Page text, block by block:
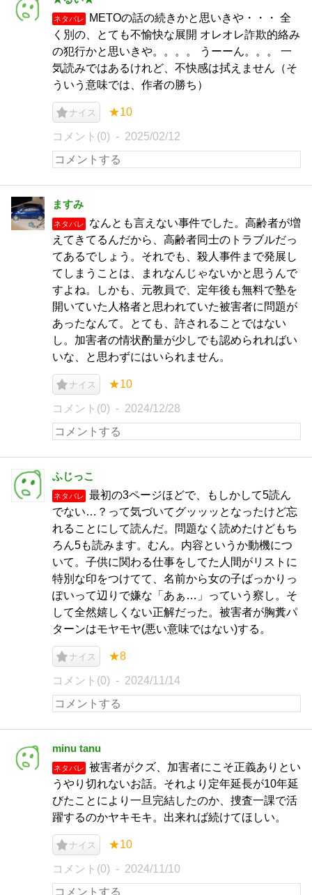
ネタバレ
METOの話の続きかと思いきや・・・ 全
く別の、とても不愉快な展開 オレオレ詐欺的絡み
の犯行かと思いきや。。。。 うーーん。。。 一
気読みではあるけれど、不快感は拭えません（そ
ういう意味では、作者の勝ち）
ナイス ★10
コメント(0) 2025/02/12
ますみ
ネタバレ
なんとも言えない事件でした。高齢者が増
えてきてるんだから、高齢者同士のトラブルだっ
てあるでしょう。それでも、殺人事件まで発展し
てしまうことは、まれなんじゃないかと思うんで
すよね。しかも、元教員で、定年後も無料で塾を
開いていた人格者と思われていた被害者に問題が
あったなんて。とても、許されることではない
し。加害者の情状酌量が少しでも認められればい
いな、と思わずにはいられません。
ナイス ★10
コメント(0) 2024/12/28
ふじっこ
ネタバレ
最初の3ページほどで、もしかして5読ん
でない…？って気づいてグッッッとなったけど忘
れることにして読んだ。問題なく読めたけどもち
ろん5も読みます。むん。内容というか動機につ
いて。子供に関わる仕事をしてた人間がリストに
特別な印をつけてて、名前から女の子ばっかりっ
ぽいって辺りで嫌な「あぁ…」っていう察し。そ
して全然嬉しくない正解だった。被害者が胸糞パ
ターンはモヤモヤ(悪い意味ではない)する。
ナイス ★8
コメント(0) 2024/11/14
minu tanu
ネタバレ
被害者がクズ、加害者にこそ正義ありとい
うやり切れないお話。それより定年延長が10年延
びたことにより一旦完結したのか、捜査一課で活
躍するのかヤキモキ。出来れば続けてほしい。
ナイス ★10
コメント(0) 2024/11/10